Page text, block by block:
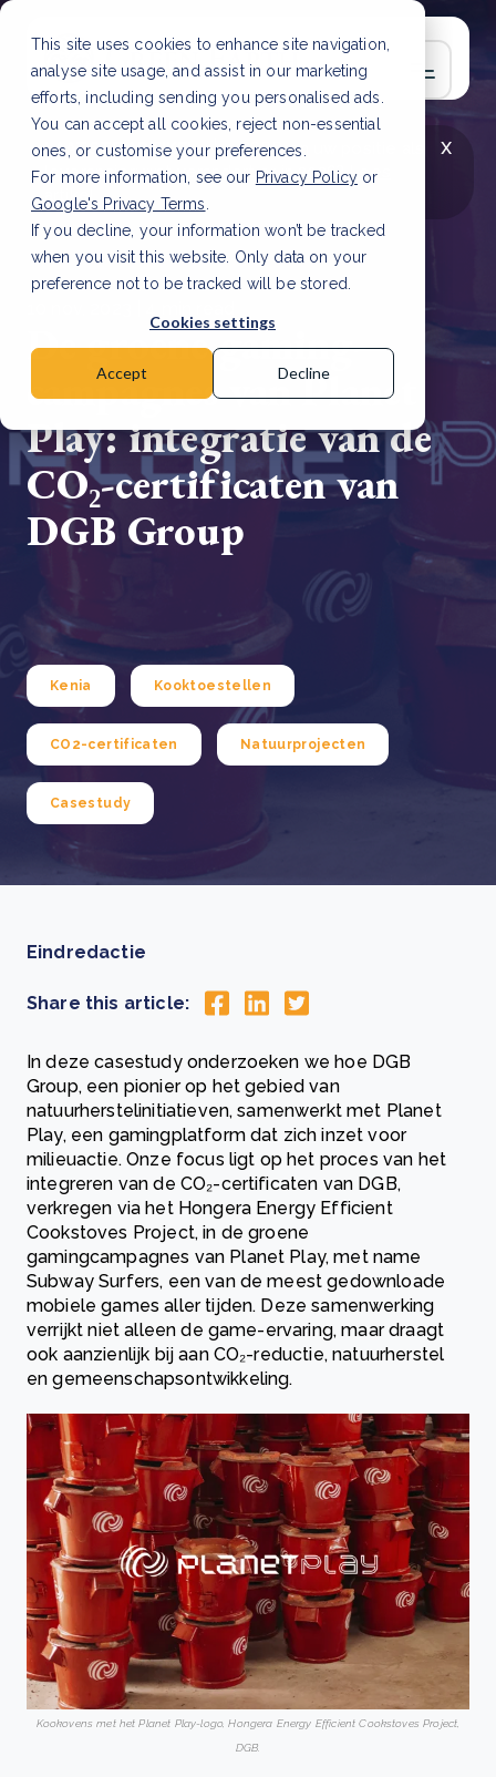
This site uses cookies to enhance site navigation,
analyse site usage, and assist in our marketing
efforts, including sending you personalised ads.
You can accept all cookies, reject non-essential
ones, or customise your preferences.
For more information, see our Privacy Policy or
Google's Privacy Terms
If you decline, your information won’t be tracked
when you visit this website. Only data on your
preference not to be tracked will be stored.
Cookies settings
Accept Decline
x
LAATSTE ARTIKEL
CSRD en uw positie als
leverancier: wat verandert er in 2026?Lees
artikel
De groene gaming-
campagnes van Planet
Play: integratie van de
CO₂-certificaten van
DGB Group
Kenia Kooktoestellen
CO2-certificaten Natuurprojecten
Casestudy
Eindredactie
Share this article:
In deze casestudy onderzoeken we hoe DGB
Group, een pionier op het gebied van
natuurherstelinitiatieven, samenwerkt met Planet
Play, een gamingplatform dat zich inzet voor
milieuactie. Onze focus ligt op het proces van het
integreren van de CO₂-certificaten van DGB,
verkregen via het Hongera Energy Efficient
Cookstoves Project, in de groene
gamingcampagnes van Planet Play, met name
Subway Surfers, een van de meest gedownloade
mobiele games aller tijden. Deze samenwerking
verrijkt niet alleen de game-ervaring, maar draagt
ook aanzienlijk bij aan CO₂-reductie, natuurherstel
en gemeenschapsontwikkeling.
Kookovens met het Planet Play-logo, Hongera Energy Efficient Cookstoves Project,
DGB.